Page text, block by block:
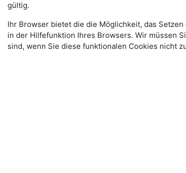
gültig.
Ihr Browser bietet die die Möglichkeit, das
in der Hilfefunktion Ihres Browsers. Wir müssen
sind, wenn Sie diese funktionalen Cookies nicht